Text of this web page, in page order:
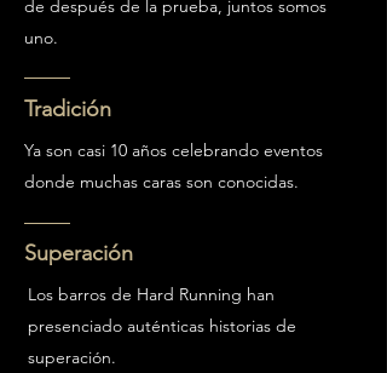
de después de la prueba, juntos somos
uno.
Tradición
Ya son casi 10 años celebrando eventos
donde muchas caras son conocidas.
Superación
Los barros de Hard Running han
presenciado auténticas historias de
superación.